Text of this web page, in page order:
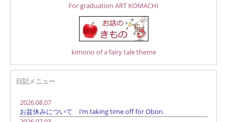
For graduation ART KOMACHI
kimono of a fairy tale theme
日記メニュー